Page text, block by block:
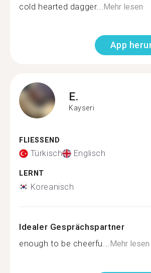
cold hearted dagger... Mehr lesen
App
E.
Kayseri
FLIESSEND
Türkisch Englisch
LERNT
Koreanisch
Idealer Gesprächspartner
enough to be cheerfu... Mehr lesen